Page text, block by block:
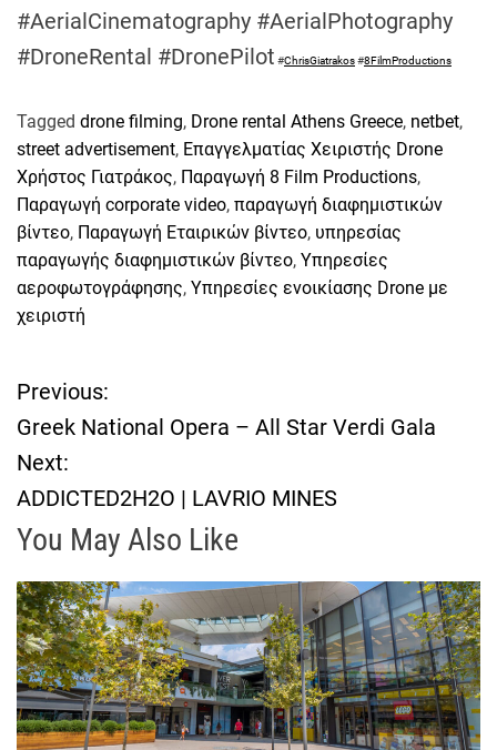
#AerialCinematography #AerialPhotography
#DroneRental #DronePilot #ChrisGiatrakos#8FilmProductions
Tagged drone filming, Drone rental Athens Greece, netbet,
street advertisement, Επαγγελματίας Χειριστής Drone
Χρήστος Γιατράκος, Παραγωγή 8 Film Productions,
Παραγωγή corporate video, παραγωγή διαφημιστικών
βίντεο, Παραγωγή Εταιρικών βίντεο, υπηρεσίας
παραγωγής διαφημιστικών βίντεο, Υπηρεσίες
αεροφωτογράφησης, Υπηρεσίες ενοικίασης Drone με
χειριστή
Π
λ
ο
ή
γ
η
σ
Previous:
Greek National Opera – All Star Verdi Gala
Next:
ADDICTED2H2O | LAVRIO MINES
You May Also Like